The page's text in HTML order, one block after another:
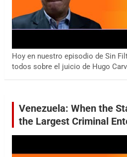
Hoy en nuestro episodio de Sin
todos sobre el juicio de Hugo
Venezuela: When the
the Largest Criminal